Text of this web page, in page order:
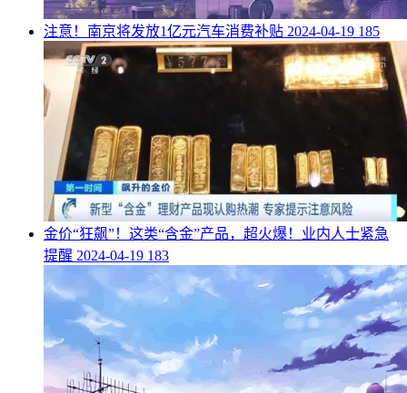
​注意！南京将发放1亿元汽车消费补贴 2024-04-19 185
​金价“狂飙”！这类“含金”产品，超火爆！业内人士紧急
提醒 2024-04-19 183